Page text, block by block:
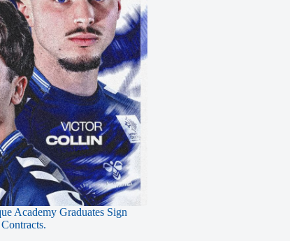
Academy Graduates Sign